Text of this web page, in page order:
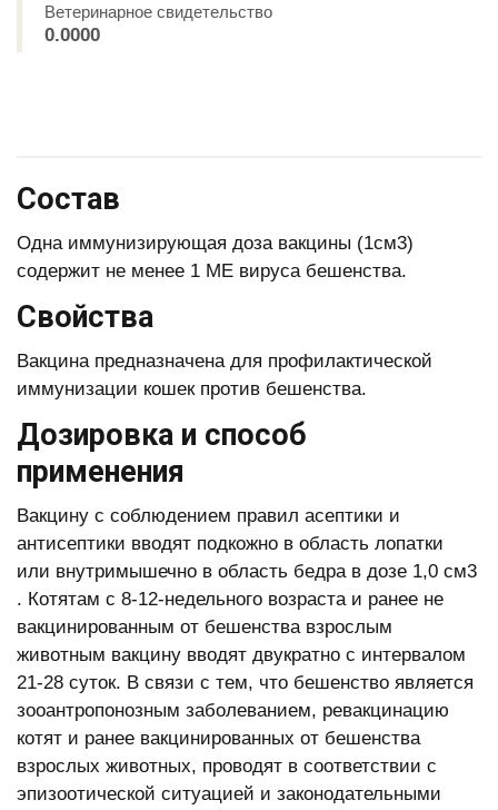
Ветеринарное свидетельство
0.0000
Состав
Одна иммунизирующая доза вакцины (1см3)
содержит не менее 1 МЕ вируса бешенства.
Свойства
Вакцина предназначена для профилактической
иммунизации кошек против бешенства.
Дозировка и способ
применения
Вакцину с соблюдением правил асептики и
антисептики вводят подкожно в область лопатки
или внутримышечно в область бедра в дозе 1,0 см3
. Котятам с 8-12-недельного возраста и ранее не
вакцинированным от бешенства взрослым
животным вакцину вводят двукратно с интервалом
21-28 суток. В связи с тем, что бешенство является
зооантропонозным заболеванием, ревакцинацию
котят и ранее вакцинированных от бешенства
взрослых животных, проводят в соответствии с
эпизоотической ситуацией и законодательными